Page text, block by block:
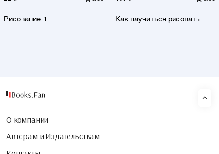
Рисование-1 Как научиться рисовать
О компании
Авторам и Издательствам